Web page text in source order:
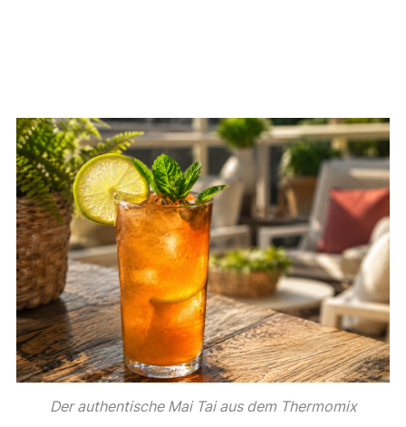
Der authentische Mai Tai aus dem Thermomix